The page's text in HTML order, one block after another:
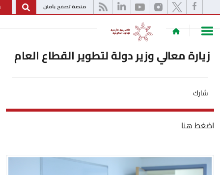
English
معالي وزير دولة لتطوير القطاع العام